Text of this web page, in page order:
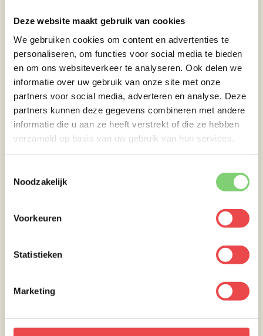
Deze website maakt gebruik van cookies
We gebruiken cookies om content en advertenties te
personaliseren, om functies voor social media te bieden
en om ons websiteverkeer te analyseren. Ook delen we
informatie over uw gebruik van onze site met onze
partners voor social media, adverteren en analyse. Deze
partners kunnen deze gegevens combineren met andere
informatie die u aan ze heeft verstrekt of die ze hebben
verzameld op basis van uw gebruik van hun services.
Noodzakelijk
Voorkeuren
Statistieken
Marketing
Rijg vervolgens de ingrediënten aan een spies
of satéprikker. Begin met het rijgen als volgt;
rode ui, kip, paprika, kip, paprika, kip en als
laatste de rode ui. Rode ui blijft beter aan de
spies zitten dan paprika, vandaar dat we deze
aan de uiteinden doen. Zo is de shaslick
steviger en heb je minder kans dat het vlees
van de spies afgaat. Daarbij heeft de ui net
wat meer garing nodig dan de paprika en aan
moeten garen dan gaan we de kip shaslicks
bakken in bakboter in een bakpan. Bak deze
die over is eventueel in stukjes meebakken,
Als de krielaardappeltjes klaar zijn besprenkel
aardappeltjes daarna even door elkaar heen.